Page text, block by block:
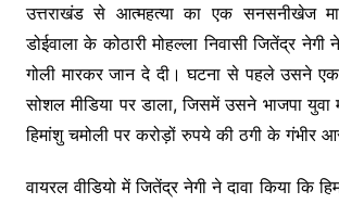
उत्तराखंड से आत्महत्या का एक सनसनीखेज
डोईवाला के कोठारी मोहल्ला निवासी जितेंद्र
गोली मारकर जान दे दी। घटना से पहले उसने एक
सोशल मीडिया पर डाला, जिसमें उसने भाजपा युवा
हिमांशु चमोली पर करोड़ों रुपये की ठगी के गंभीर
वायरल वीडियो में जितेंद्र नेगी ने दावा किया कि